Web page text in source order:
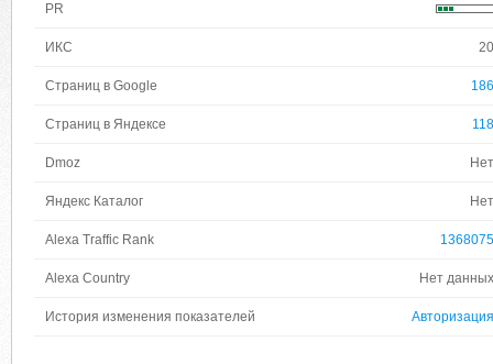
PR
ИКС 20
Страниц в Google 186
Страниц в Яндексе 118
Dmoz Нет
Яндекс Каталог Нет
Alexa Traffic Rank 1368075
Alexa Country Нет данных
История изменения показателей Авторизация